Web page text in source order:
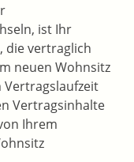
ist Ihr
die vertraglich
neuen Wohnsitz
Vertragsinhalte
Ihrem